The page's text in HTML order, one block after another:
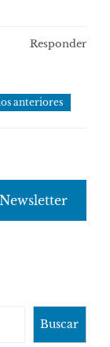
Responder
anteriores
Newsletter
Buscar